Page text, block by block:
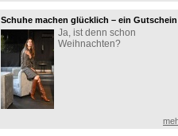
Schuhe machen glücklich – ein Gutschein
zu Weihnachten erst recht!
Ja, ist denn schon
Weihnachten?